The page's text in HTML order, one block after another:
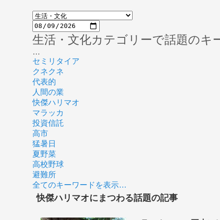
生活・文化カテゴリーで話題のキ
…
セミリタイア
クネクネ
代表的
人間の業
快傑ハリマオ
マラッカ
投資信託
高市
猛暑日
夏野菜
高校野球
避難所
全てのキーワードを表示…
快傑ハリマオにまつわる話題の記事